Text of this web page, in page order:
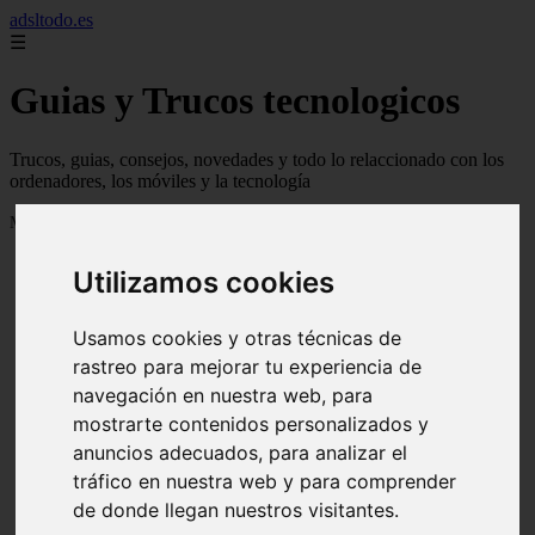
Utilizamos cookies
Usamos cookies y otras técnicas de
rastreo para mejorar tu experiencia de
navegación en nuestra web, para
mostrarte contenidos personalizados y
anuncios adecuados, para analizar el
tráfico en nuestra web y para comprender
de donde llegan nuestros visitantes.
adsltodo.es
☰
Guias y Trucos tecnologicos
Trucos, guias, consejos, novedades y todo lo relaccionado con los
ordenadores, los móviles y la tecnología
Mostrando 1 - 24 de 148 artículos
Newskill Kitsune Review 【Análisis en Español】